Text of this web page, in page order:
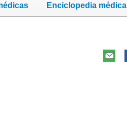
Enciclopedia médica